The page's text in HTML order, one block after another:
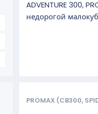
ADVENTURE 300,
недорогой
PROMAX (CB300,